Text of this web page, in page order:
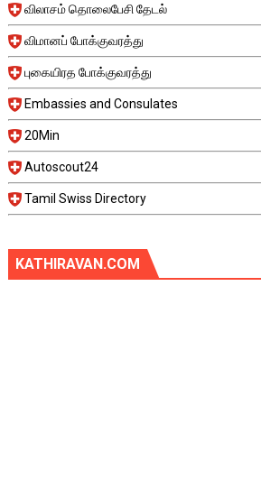
விலாசம் தொலைபேசி தேடல்
விமானப் போக்குவரத்து
புகையிரத போக்குவரத்து
Embassies and Consulates
20Min
Autoscout24
Tamil Swiss Directory
KATHIRAVAN.COM